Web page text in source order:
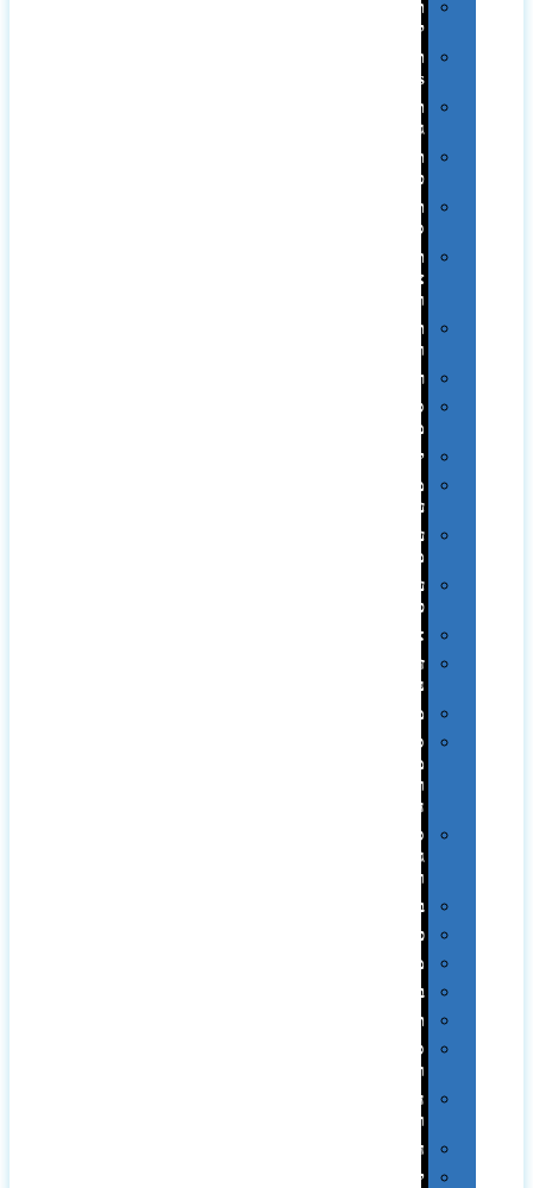
תיקים
לכנסים
תיקי
Swiss
תיקי
תיקי
טיולים
תיקי
ספורט
תיקי
ומכתביות
תערוכות
וכנסים
רמקולים
סוכריות
ממותגות
יודאיקה
מארזי
עטים
עטי
מתכת
עטי
פלסטיק
אוזניות
זכרונות
ניידים
מפצלים
סביבת
מחשב
וציוד
היקפי
סוללות
גיבוי
ומטענים
ביגוד
כובעים
מגבות
בקבוקים
תרמי
ספלים
וכוסות
הוקרה
ואומנות
חגים
יין